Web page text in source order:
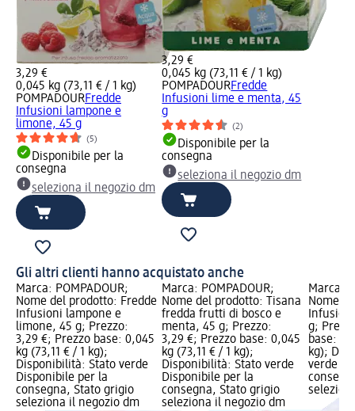
3,29 €
0,045 kg (73,11 € / 1 kg)
POMPADOURFredde
Infusioni lampone e
limone, 45 g
(5)
Disponibile per la
consegna
seleziona il negozio dm
3,29 €
0,045 kg (73,11 € / 1 kg)
POMPADOURFredde
Infusioni lime e menta, 45
g
(2)
Disponibile per la
consegna
seleziona il negozio dm
Gli altri clienti hanno acquistato anche
Marca: POMPADOUR;
Nome del prodotto: Fredde
Infusioni lampone e
limone, 45 g; Prezzo:
3,29 €; Prezzo base: 0,045
kg (73,11 € / 1 kg);
Disponibilità: Stato verde
Disponibile per la
consegna, Stato grigio
seleziona il negozio dm
Marca: POMPADOUR;
Nome del prodotto: Tisana
fredda frutti di bosco e
menta, 45 g; Prezzo:
3,29 €; Prezzo base: 0,045
kg (73,11 € / 1 kg);
Disponibilità: Stato verde
Disponibile per la
consegna, Stato grigio
seleziona il negozio dm
Marca:
Nome
g;
base:
kg);
verde